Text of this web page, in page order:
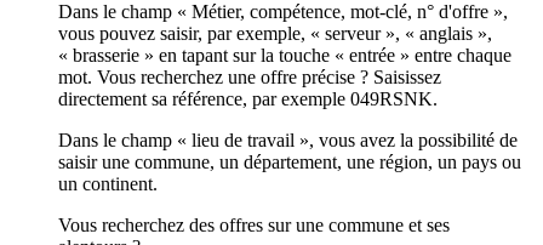
Dans le champ « Métier, compétence, mot-clé, n° d'offre »,
vous pouvez saisir, par exemple, « serveur », « anglais »,
« brasserie » en tapant sur la touche « entrée » entre chaque
mot. Vous recherchez une offre précise ? Saisissez
directement sa référence, par exemple 049RSNK.
Dans le champ « lieu de travail », vous avez la possibilité de
saisir une commune, un département, une région, un pays ou
un continent.
Vous recherchez des offres sur une commune et ses